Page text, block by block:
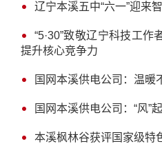
辽宁本溪五中“六一”迎来
“5·30”致敬辽宁科技工
提升核心竞争力
国网本溪供电公司：温暖
国网本溪供电公司：“风”
本溪枫林谷获评国家级特